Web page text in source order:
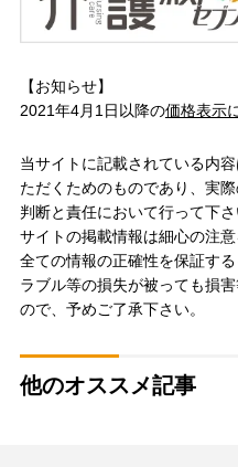
【お知らせ】
2021年4月1日以降の価格表示
当サイトに記載されている内
ただくためのものであり、実
判断と責任において行って下
サイトの掲載情報は細心の注
全ての情報の正確性を保証す
ラブル等の損失が被っても損
ので、予めご了承下さい。
他のオススメ記事